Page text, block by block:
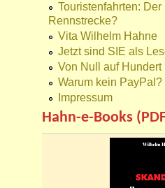
Touristenfahrten:
Rennstrecke?
Vita Wilhelm Hahne
Jetzt sind SIE als
Von Null auf Hundert
Warum kein PayPal?
Impressum
Hahn-e-Books